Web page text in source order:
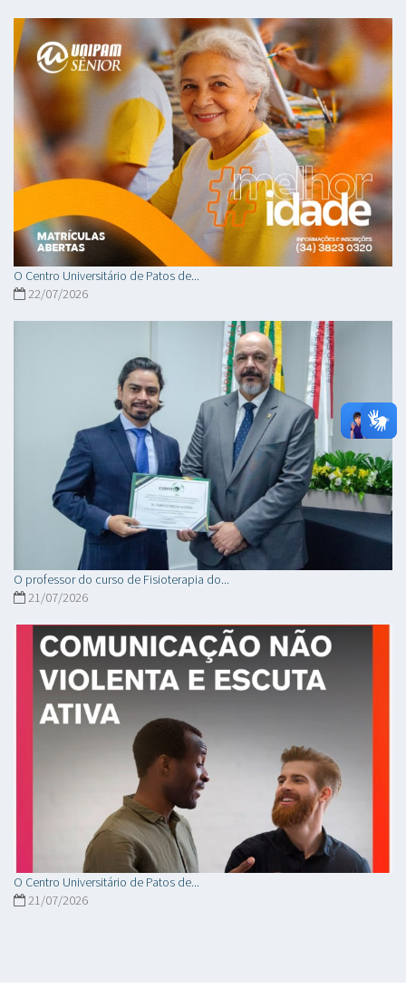
O Centro Universitário de Patos de...
22/07/2026
O professor do curso de Fisioterapia do...
21/07/2026
O Centro Universitário de Patos de...
21/07/2026